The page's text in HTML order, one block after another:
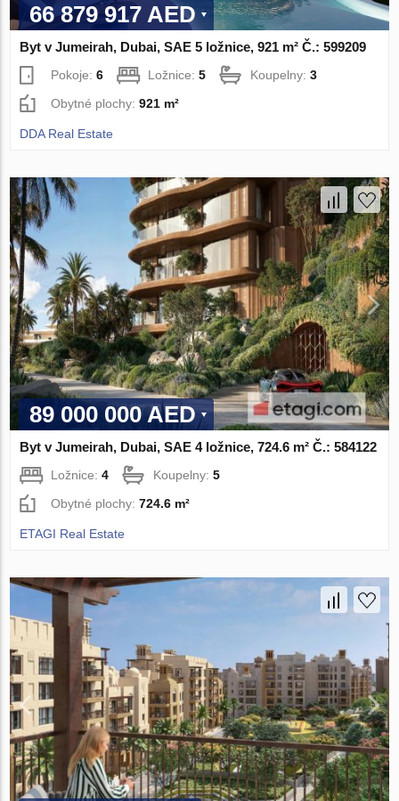
66 879 917 AED
Byt v Jumeirah, Dubai, SAE 5 ložnice, 921 m² Č.: 599209
Pokoje:6 Ložnice:5 Koupelny:3
Obytné plochy:921 m²
DDA Real Estate
89 000 000 AED
Byt v Jumeirah, Dubai, SAE 4 ložnice, 724.6 m² Č.: 584122
Ložnice:4 Koupelny:5
Obytné plochy:724.6 m²
ETAGI Real Estate